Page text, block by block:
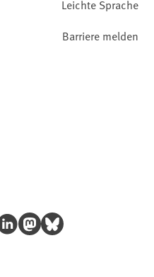
Leichte Sprache
Barriere melden